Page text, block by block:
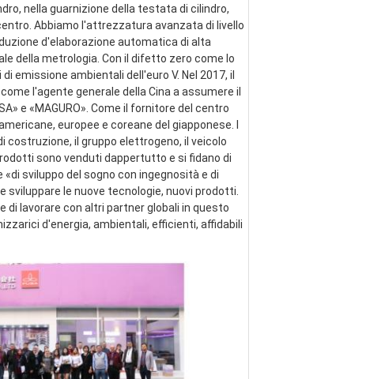
nella guarnizione della testata di cilindro,
Abbiamo l'attrezzatura avanzata di livello
d'elaborazione automatica di alta
della metrologia. Con il difetto zero come lo
emissione ambientali dell'euro V. Nel 2017, il
l'agente generale della Cina a assumere il
e «MAGURO». Come il fornitore del centro
europee e coreane del giapponese. I
il gruppo elettrogeno, il veicolo
sono venduti dappertutto e si fidano di
sviluppo del sogno con ingegnosità e di
le nuove tecnologie, nuovi prodotti.
lavorare con altri partner globali in questo
d'energia, ambientali, efficienti, affidabili